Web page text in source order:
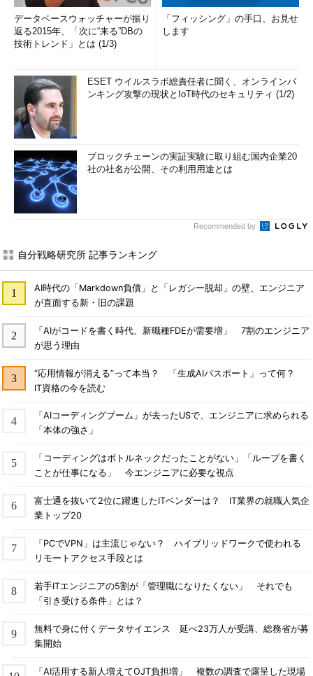
データベースウォッチャーが振り
返る2015年、「次に“来る”DBの
技術トレンド」とは (1/3)
「フィッシング」の手口、お見せ
します
ESET ウイルスラボ総責任者に聞く、オンラインバ
ンキング攻撃の現状とIoT時代のセキュリティ (1/2)
ブロックチェーンの実証実験に取り組む国内企業20
社の社名が公開、その利用用途とは
Recommended by
自分戦略研究所 記事ランキング
AI時代の「Markdown負債」と「レガシー脱却」の壁、エンジニア
が直面する新・旧の課題
「AIがコードを書く時代、新職種FDEが需要増」 7割のエンジニア
が思う理由
“応用情報が消える”って本当？ 「生成AIパスポート」って何？
IT資格の今を読む
「AIコーディングブーム」が去ったUSで、エンジニアに求められる
「本体の強さ」
「コーディングはボトルネックだったことがない」「ループを書く
ことが仕事になる」 今エンジニアに必要な視点
富士通を抜いて2位に躍進したITベンダーは？ IT業界の就職人気企
業トップ20
「PCでVPN」は主流じゃない？ ハイブリッドワークで使われる
リモートアクセス手段とは
若手ITエンジニアの5割が「管理職になりたくない」 それでも
「引き受ける条件」とは？
無料で身に付くデータサイエンス 延べ23万人が受講、総務省が募
集開始
「AI活用する新人増えてOJT負担増」 複数の調査で露呈した現場